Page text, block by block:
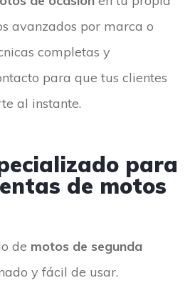
avanzados por marca o
completas y
para que tus clientes
al instante.
para
de motos
de motos de segunda
y fácil de usar.